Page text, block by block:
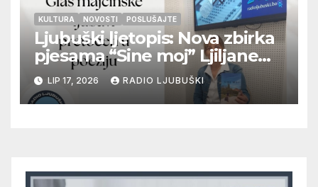
KULTURA NOVOSTI POSLUŠAJTE
Ljubuški ljetopis: Nova zbirka
pjesama “Sine moj” Ljiljane
Tolj
LIP 17, 2026 RADIO LJUBUŠKI